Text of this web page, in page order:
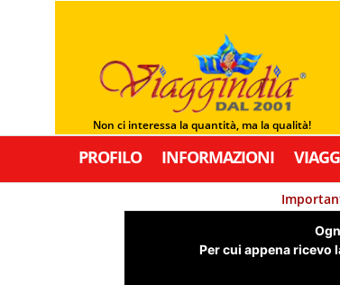
Non ci interessa la quantità, ma la qualità!
PROFILO INFORMAZIONI
Per cui appena ricevo